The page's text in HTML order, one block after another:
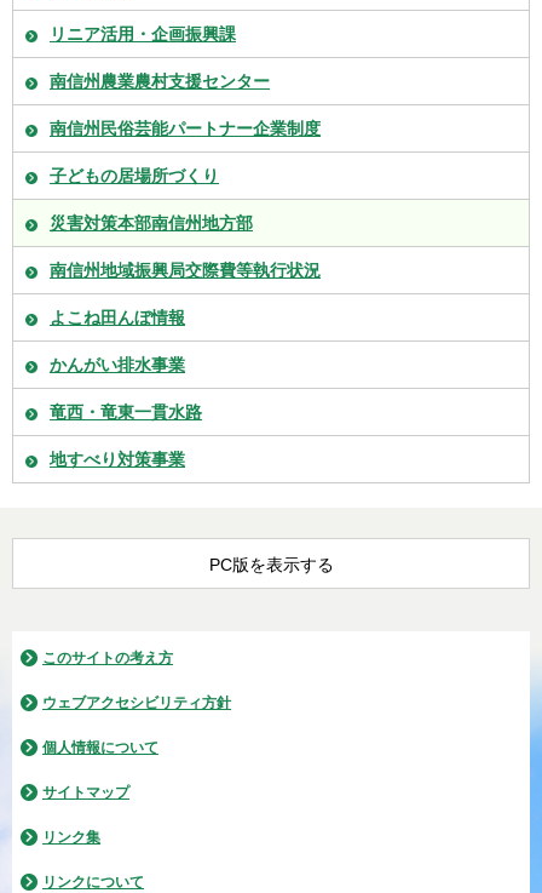
リニア活用・企画振興課
南信州農業農村支援センター
南信州民俗芸能パートナー企業制度
子どもの居場所づくり
災害対策本部南信州地方部
南信州地域振興局交際費等執行状況
よこね田んぼ情報
かんがい排水事業
竜西・竜東一貫水路
地すべり対策事業
PC版を表示する
このサイトの考え方
ウェブアクセシビリティ方針
個人情報について
サイトマップ
リンク集
リンクについて